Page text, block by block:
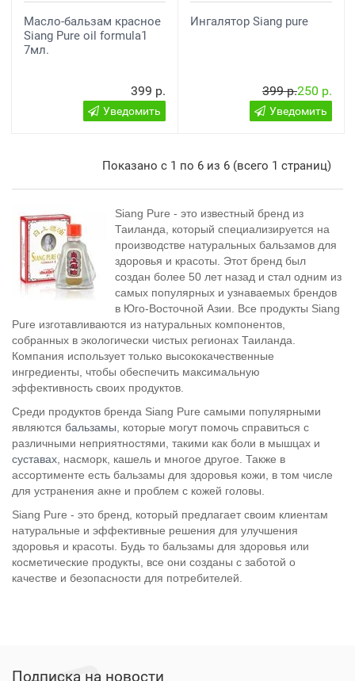
Масло-бальзам красное
Siang Pure oil formula1
7мл.
399 р.
Уведомить
Ингалятор Siang pure
399 р.250 р.
Уведомить
Показано с 1 по 6 из 6 (всего 1 страниц)
Siang Pure - это известный бренд из
Таиланда, который специализируется на
производстве натуральных бальзамов для
здоровья и красоты. Этот бренд был
создан более 50 лет назад и стал одним из
самых популярных и узнаваемых брендов
в Юго-Восточной Азии. Все продукты Siang
Pure изготавливаются из натуральных компонентов,
собранных в экологически чистых регионах Таиланда.
Компания использует только высококачественные
ингредиенты, чтобы обеспечить максимальную
эффективность своих продуктов.
Среди продуктов бренда Siang Pure самыми популярными
являются бальзамы , которые могут помочь справиться с
различными неприятностями, такими как боли в мышцах и
суставах , насморк, кашель и многое другое. Также в
ассортименте есть бальзамы для здоровья кожи, в том числе
для устранения акне и проблем с кожей головы.
Siang Pure - это бренд, который предлагает своим клиентам
натуральные и эффективные решения для улучшения
здоровья и красоты. Будь то бальзамы для здоровья или
косметические продукты, все они созданы с заботой о
качестве и безопасности для потребителей.
Подписка на новости